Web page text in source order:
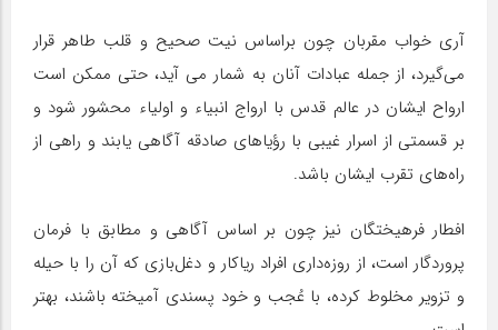
آری خواب مقربان چون براساس نیت صحیح و قلب طاهر قرار
می‌گیرد، از جمله عبادات آنان به شمار می آید، حتی ممکن است
ارواح ایشان در عالم قدس با ارواج انبیاء و اولیاء محشور شود و
بر قسمتی از اسرار غیبی با رؤیاهای صادقه آگاهی یابند و راهی از
راه‌های تقرب ایشان باشد.
افطار فرهیختگان نیز چون بر اساس آگاهی و مطابق با فرمان
پروردگار است، از روزه‌داری افراد ریاکار و دغل‌بازی که آن را با حیله
و تزویر مخلوط کرده، با عُجب و خود پسندی آمیخته باشند، بهتر